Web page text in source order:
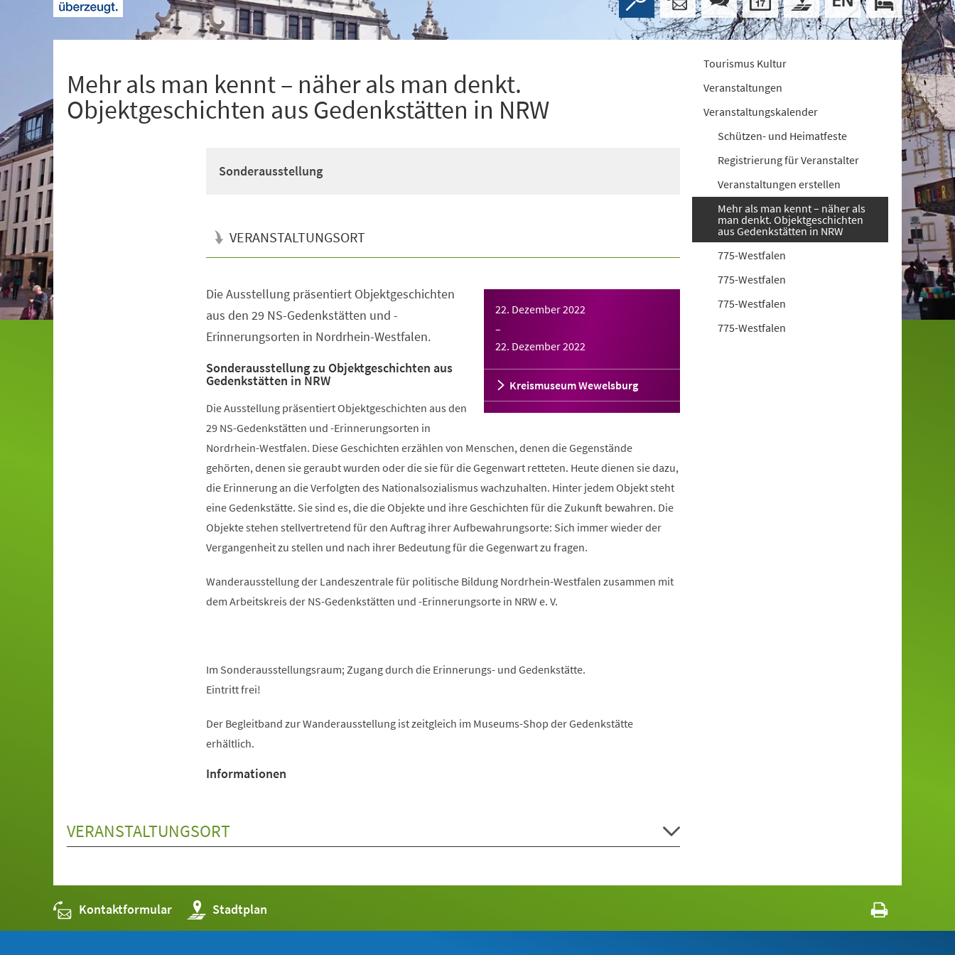
Mehr als man kennt – näher als man denkt.
Objektgeschichten aus Gedenkstätten in NRW
Sonderausstellung
VERANSTALTUNGSORT
22. Dezember 2022
–
22. Dezember 2022
Kreismuseum Wewelsburg
Die Ausstellung präsentiert Objektgeschichten
aus den 29 NS-Gedenkstätten und -
Erinnerungsorten in Nordrhein-Westfalen.
Sonderausstellung zu Objektgeschichten aus
Gedenkstätten in NRW
Die Ausstellung präsentiert Objektgeschichten aus den
29 NS-Gedenkstätten und -Erinnerungsorten in
Nordrhein-Westfalen. Diese Geschichten erzählen von Menschen, denen die Gegenstände
gehörten, denen sie geraubt wurden oder die sie für die Gegenwart retteten. Heute dienen sie dazu,
die Erinnerung an die Verfolgten des Nationalsozialismus wachzuhalten. Hinter jedem Objekt steht
eine Gedenkstätte. Sie sind es, die die Objekte und ihre Geschichten für die Zukunft bewahren. Die
Objekte stehen stellvertretend für den Auftrag ihrer Aufbewahrungsorte: Sich immer wieder der
Vergangenheit zu stellen und nach ihrer Bedeutung für die Gegenwart zu fragen.
Wanderausstellung der Landeszentrale für politische Bildung Nordrhein-Westfalen zusammen mit
dem Arbeitskreis der NS-Gedenkstätten und -Erinnerungsorte in NRW e. V.
Im Sonderausstellungsraum; Zugang durch die Erinnerungs- und Gedenkstätte.
Eintritt frei!
Der Begleitband zur Wanderausstellung ist zeitgleich im Museums-Shop der Gedenkstätte
erhältlich.
Informationen
VERANSTALTUNGSORT
Tourismus Kultur
Veranstaltungen
Veranstaltungskalender
Schützen- und Heimatfeste
Registrierung für Veranstalter
Veranstaltungen erstellen
Mehr als man kennt – näher als
man denkt. Objektgeschichten
aus Gedenkstätten in NRW
775-Westfalen
775-Westfalen
775-Westfalen
775-Westfalen
Kontaktformular Stadtplan
(Öffnet
in
einem